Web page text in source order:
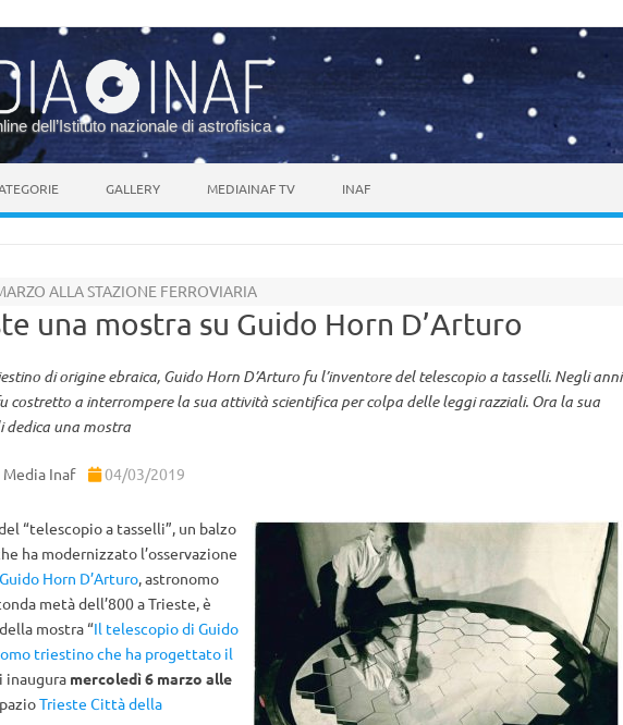
dell’Istituto nazionale di astrofisica
GALLERY MEDIAINAF TV INAF
ALLA STAZIONE FERROVIARIA
una mostra su Guido Horn D’Arturo
di origine ebraica, Guido Horn D’Arturo fu l’inventore del telescopio a tasselli. Negli anni
costretto a interrompere la sua attività scientifica per colpa delle leggi razziali. Ora la sua
dedica una mostra
Inaf 04/03/2019
“telescopio a tasselli”, un balzo
ha modernizzato l’osservazione
Guido Horn D’Arturo, astronomo
metà dell’800 a Trieste, è
mostra “Il telescopio di Guido
triestino che ha progettato il
inaugura mercoledì 6 marzo alle
Trieste Città della